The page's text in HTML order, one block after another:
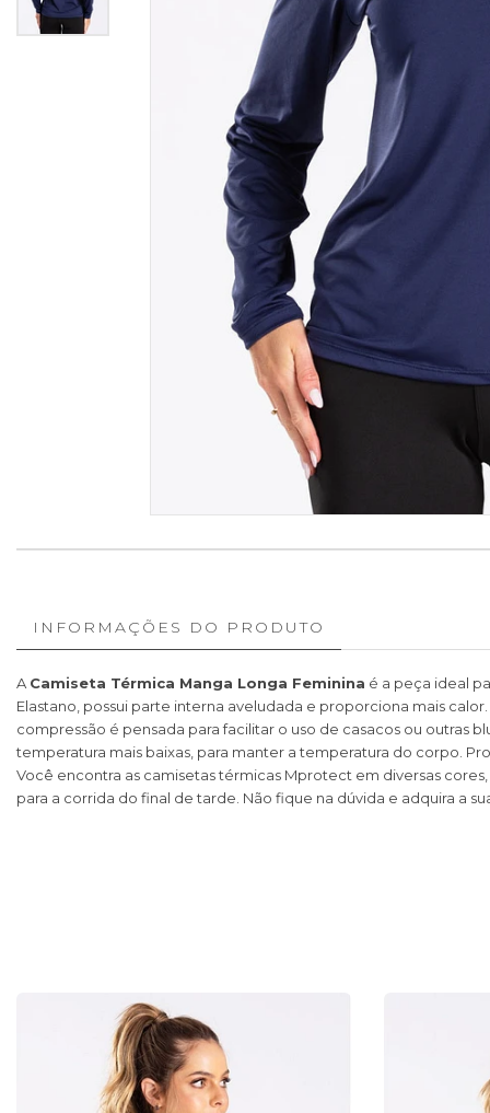
INFORMAÇÕES DO PRODUTO
A Camiseta Térmica Manga Longa Feminina é a peça ideal
Elastano, possui parte interna aveludada e proporciona mais
compressão é pensada para facilitar o uso de casacos ou outras
temperatura mais baixas, para manter a temperatura do corpo.
Você encontra as camisetas térmicas Mprotect em diversas
para a corrida do final de tarde. Não fique na dúvida e adquira a